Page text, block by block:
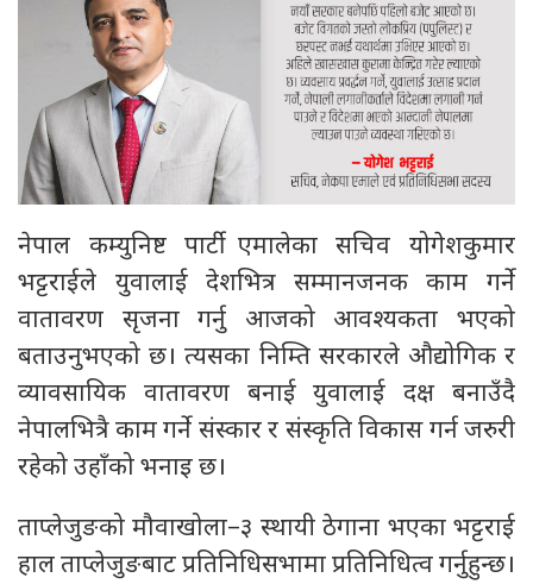
नेपाल कम्युनिष्ट पार्टी एमालेका सचिव योगेशकुमार
भट्टराईले युवालाई देशभित्र सम्मानजनक काम गर्ने
वातावरण सृजना गर्नु आजको आवश्यकता भएको
बताउनुभएको छ। त्यसका निम्ति सरकारले औद्योगिक र
व्यावसायिक वातावरण बनाई युवालाई दक्ष बनाउँदै
नेपालभित्रै काम गर्ने संस्कार र संस्कृति विकास गर्न जरुरी
रहेको उहाँको भनाइ छ।
ताप्लेजुङको मौवाखोला–३ स्थायी ठेगाना भएका भट्टराई
हाल ताप्लेजुङबाट प्रतिनिधिसभामा प्रतिनिधित्व गर्नुहुन्छ।